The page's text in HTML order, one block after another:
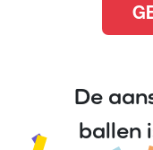
De
ballen